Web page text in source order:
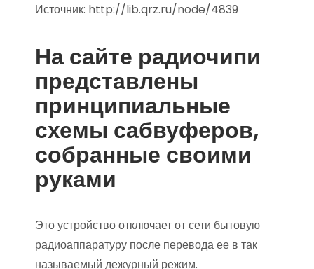
Источник: http://lib.qrz.ru/node/4839
На сайте радиочипи
представлены
принципиальные
схемы сабвуферов,
собранные своими
руками
Это устройство отключает от сети бытовую
радиоаппаратуру после перевода ее в так
называемый дежурный режим.